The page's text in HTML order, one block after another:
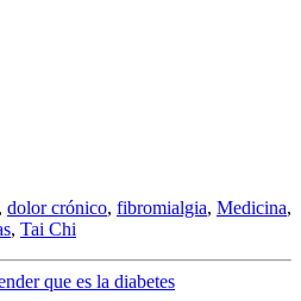
, dolor crónico, fibromialgia, Medicina,
, Tai Chi
que es la diabetes